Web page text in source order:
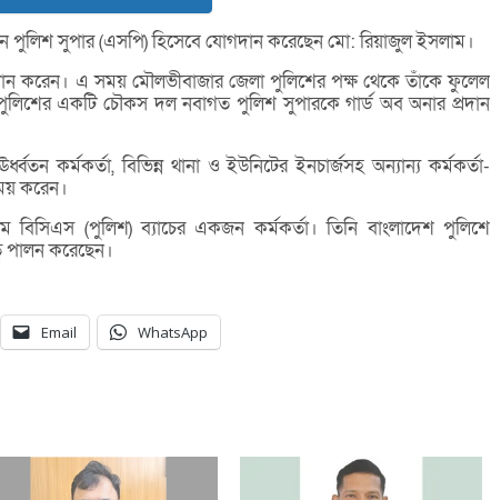
পুলিশ সুপার (এসপি) হিসেবে যোগদান করেছেন মো: রিয়াজুল ইসলাম।
করেন। এ সময় মৌলভীবাজার জেলা পুলিশের পক্ষ থেকে তাঁকে ফুলেল
একটি চৌকস দল নবাগত পুলিশ সুপারকে গার্ড অব অনার প্রদান
কর্মকর্তা, বিভিন্ন থানা ও ইউনিটের ইনচার্জসহ অন্যান্য কর্মকর্তা-
করেন।
(পুলিশ) ব্যাচের একজন কর্মকর্তা। তিনি বাংলাদেশ পুলিশে
পালন করেছেন।
Email WhatsApp